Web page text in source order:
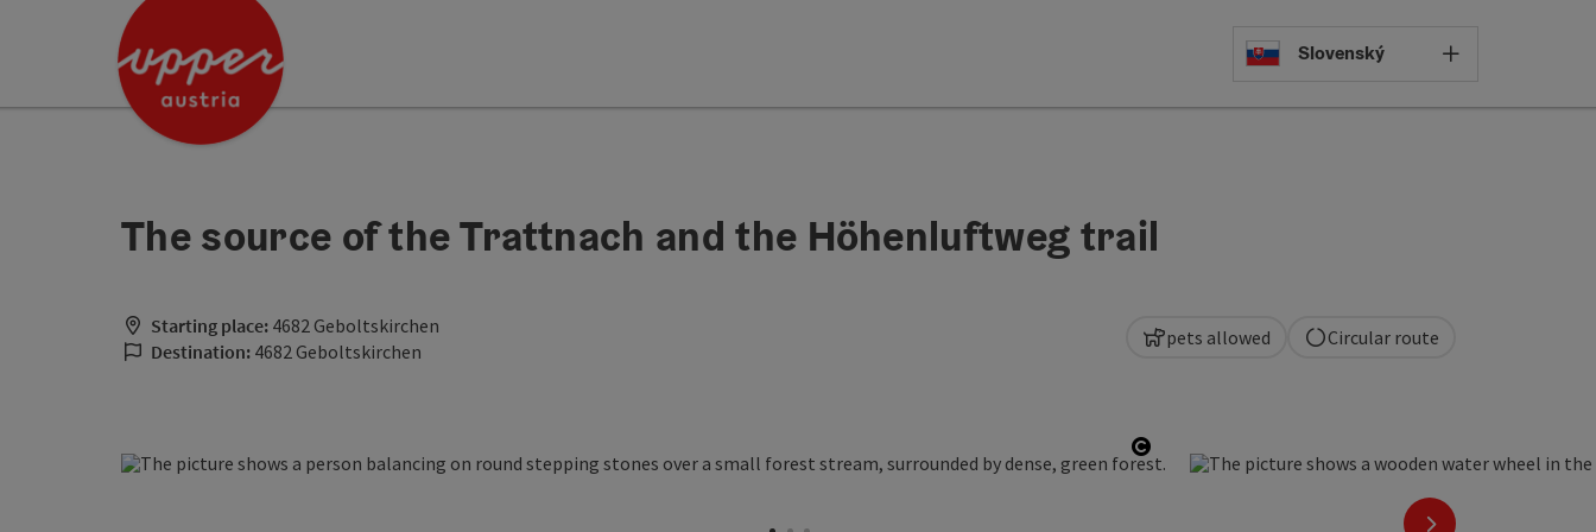
Accesskey
Accesskey
Select
Slovenský
The source of the Trattnach and the Höhenluftweg trail
Starting place: 4682 Geboltskirchen
Destination: 4682 Geboltskirchen
Open copyright
next slide
pets allowed Circular route